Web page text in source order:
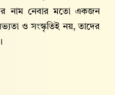
নাম নেবার মতো একজন
ও সংস্কৃতিই নয়, তাদের